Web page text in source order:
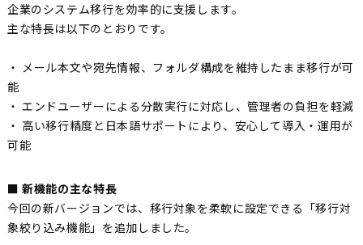
企業のシステム移行を効率的に支援します。
主な特長は以下のとおりです。
・ メール本文や宛先情報、フォルダ構成を維持したまま移行が可
能
・ エンドユーザーによる分散実行に対応し、管理者の負担を軽減
・ 高い移行精度と日本語サポートにより、安心して導入・運用が
可能
■ 新機能の主な特長
今回の新バージョンでは、移行対象を柔軟に設定できる「移行対
象絞り込み機能」を追加しました。